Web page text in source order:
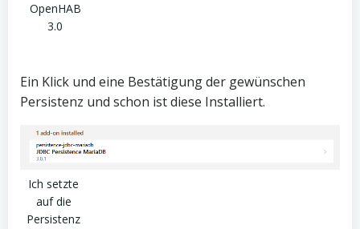
OpenHAB
3.0
Ein Klick und eine Bestätigung der gewünschen
Persistenz und schon ist diese Installiert.
Ich setzte
auf die
Persistenz